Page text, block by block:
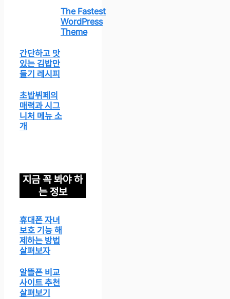
The Fastest
WordPress
Theme
간단하고 맛
있는 김밥만
들기 레시피
초밥뷔페의
매력과 시그
니처 메뉴 소
개
지금 꼭 봐야 하
는 정보
휴대폰 자녀
보호 기능 해
제하는 방법
살펴보자
알뜰폰 비교
사이트 추천
살펴보기